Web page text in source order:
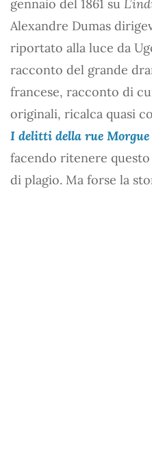
gennaio del 1861 su
Alexandre Dumas
riportato alla luce da
racconto del grande
francese, racconto di
originali, ricalca quasi
I delitti della rue Morgue
facendo ritenere
di plagio. Ma forse la